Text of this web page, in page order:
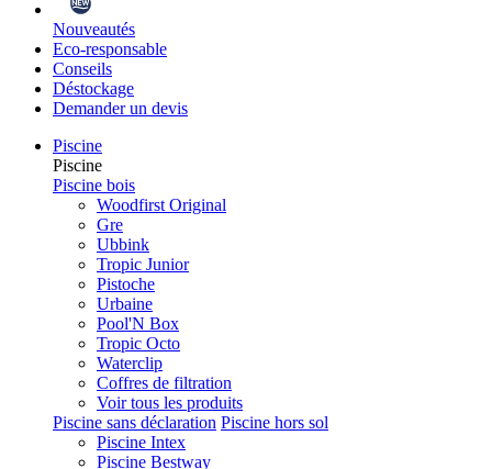
Nouveautés
Eco-responsable
Conseils
Déstockage
Demander un devis
Piscine
Piscine
Piscine bois
Woodfirst Original
Gre
Ubbink
Tropic Junior
Pistoche
Urbaine
Pool'N Box
Tropic Octo
Waterclip
Coffres de filtration
Voir tous les produits
Piscine sans déclaration Piscine hors sol
Piscine Intex
Piscine Bestway